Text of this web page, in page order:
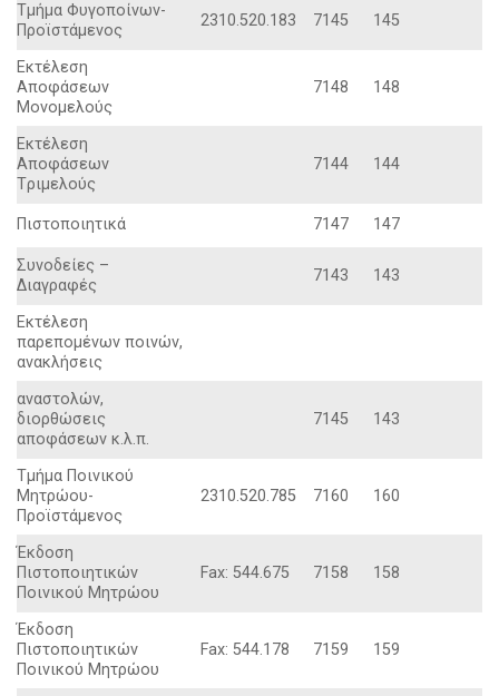
Tμήμα Φυγοποίνων-
Προϊστάμενος
2310.520.183 7145 145
Eκτέλεση
Aποφάσεων
Mονομελούς
7148 148
Eκτέλεση
Aποφάσεων
Tριμελούς
7144 144
Πιστοποιητικά 7147 147
Συνοδείες –
Διαγραφές
7143 143
Eκτέλεση
παρεπομένων ποινών,
ανακλήσεις
αναστολών,
διορθώσεις
αποφάσεων κ.λ.π.
7145 143
Tμήμα Ποινικού
Mητρώου-
Προϊστάμενος
2310.520.785 7160 160
Έκδοση
Πιστοποιητικών
Ποινικού Mητρώου
Fax: 544.675 7158 158
Έκδοση
Πιστοποιητικών
Ποινικού Mητρώου
Fax: 544.178 7159 159